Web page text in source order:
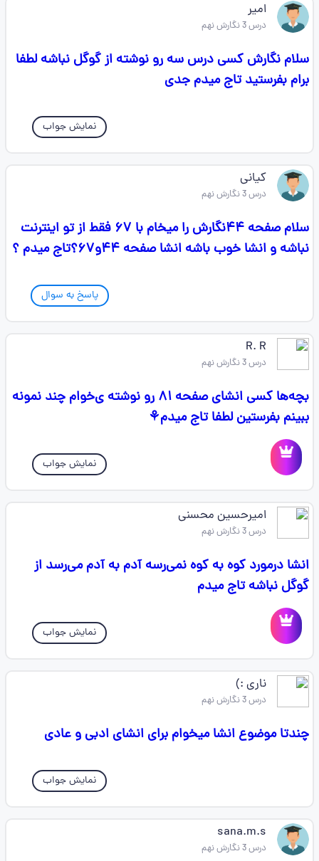
امیر
درس 3 نگارش نهم
سلام نگارش کسی درس سه رو نوشته از گوگل نباشه لطفا
برام بفرستید تاج میدم جدی
نمایش جواب
کیانی
درس 3 نگارش نهم
سلام صفحه ۴۴نگارش را میخام با ۶۷ فقط از تو اینترنت
نباشه و انشا خوب باشه انشا صفحه ۴۴و۶۷؟تاج میدم ؟
پاسخ به سوال
R. R
درس 3 نگارش نهم
بچه‌ها کسی انشای صفحه ۸۱ رو نوشته ی‌خوام چند نمونه
ببینم بفرستین لطفا تاج میدم‌⚘
نمایش جواب
امیرحسین محسنی
درس 3 نگارش نهم
انشا درمورد کوه به کوه نمی‌رسه آدم به آدم می‌رسد از
گوگل نباشه تاج میدم
نمایش جواب
ناری :)
درس 3 نگارش نهم
چندتا موضوع انشا میخوام برای انشای ادبی و عادی
نمایش جواب
sana.m.s
درس 3 نگارش نهم